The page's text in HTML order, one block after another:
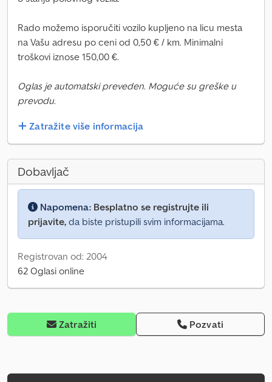
Rado možemo isporučiti vozilo kupljeno na licu mesta
na Vašu adresu po ceni od 0,50 € / km. Minimalni
troškovi iznose 150,00 €.
Oglas je automatski preveden. Moguće su greške u
prevodu.
Zatražite više informacija
Dobavljač
Napomena: Besplatno se registrujte ili
prijavite, da biste pristupili svim informacijama.
Registrovan od: 2004
62 Oglasi online
Zatražiti Pozvati